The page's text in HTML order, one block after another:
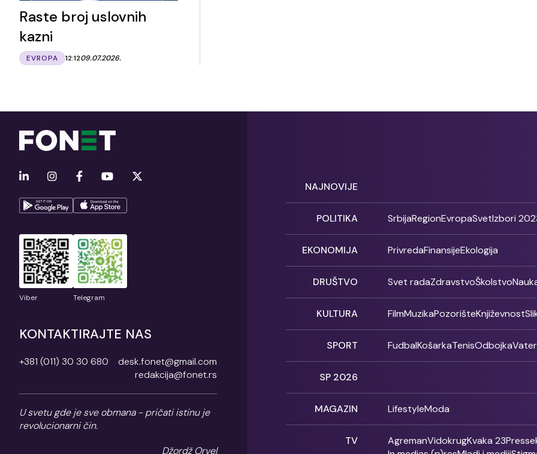
Raste broj uslovnih
kazni
EVROPA 12:1209.07.2026.
Viber Telegram
KONTAKTIRAJTE NAS
+381 (011) 30 30 680
desk.fonet@gmail.com
redakcija@fonet.rs
U svetu gde je sve obmana - pričati istinu je
revolucionarni čin.
Džordž Orvel
NAJNOVIJE
POLITIKA SrbijaRegionEvropaSvetIzbori
EKONOMIJA PrivredaFinansijeEkologija
DRUŠTVO Svet radaZdravstvoŠkolstvo
KULTURA FilmMuzikaPozorišteKnjiževnost
SPORT FudbalKošarkaTenisOdbojka
SP 2026
MAGAZIN LifestyleModa
TV AgremanVidokrugKvaka 23